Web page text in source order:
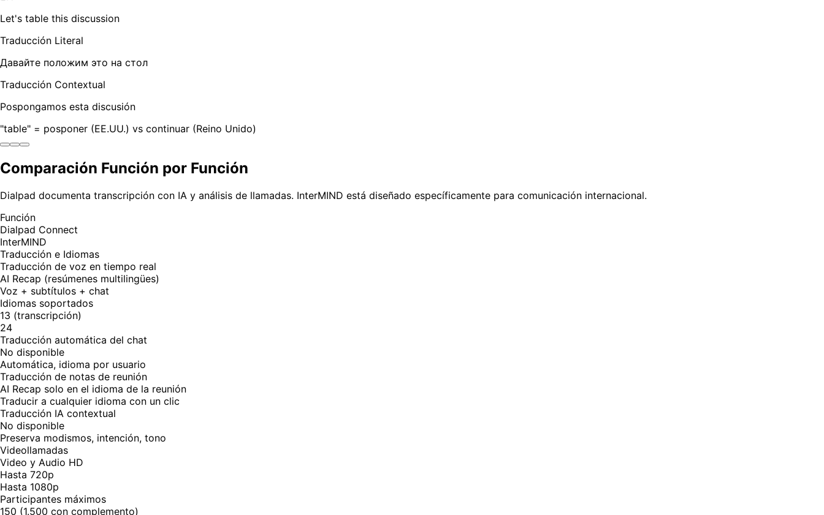
Let's table this discussion
Traducción Literal
Давайте положим это на стол
Traducción Contextual
Pospongamos esta discusión
"table" = posponer (EE.UU.) vs continuar (Reino Unido)
Comparación Función por Función
Dialpad documenta transcripción con IA y análisis de llamadas. InterMIND está diseñado específicamente para comunicación internacional.
Función
Dialpad Connect
InterMIND
Traducción e Idiomas
Traducción de voz en tiempo real
AI Recap (resúmenes multilingües)
Voz + subtítulos + chat
Idiomas soportados
13 (transcripción)
24
Traducción automática del chat
No disponible
Automática, idioma por usuario
Traducción de notas de reunión
AI Recap solo en el idioma de la reunión
Traducir a cualquier idioma con un clic
Traducción IA contextual
No disponible
Preserva modismos, intención, tono
Videollamadas
Video y Audio HD
Hasta 720p
Hasta 1080p
Participantes máximos
150 (1.500 con complemento)